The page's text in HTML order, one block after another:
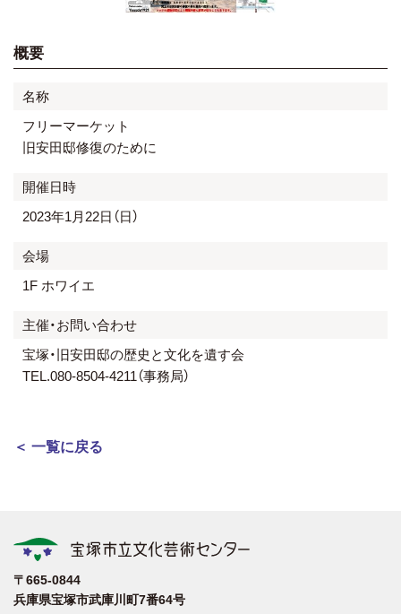
概要
名称
フリーマーケット
旧安田邸修復のために
開催日時
2023年1月22日（日）
会場
1F ホワイエ
主催・お問い合わせ
宝塚・旧安田邸の歴史と文化を遺す会
TEL.080-8504-4211（事務局）
＜ 一覧に戻る
〒665-0844
兵庫県宝塚市武庫川町7番64号